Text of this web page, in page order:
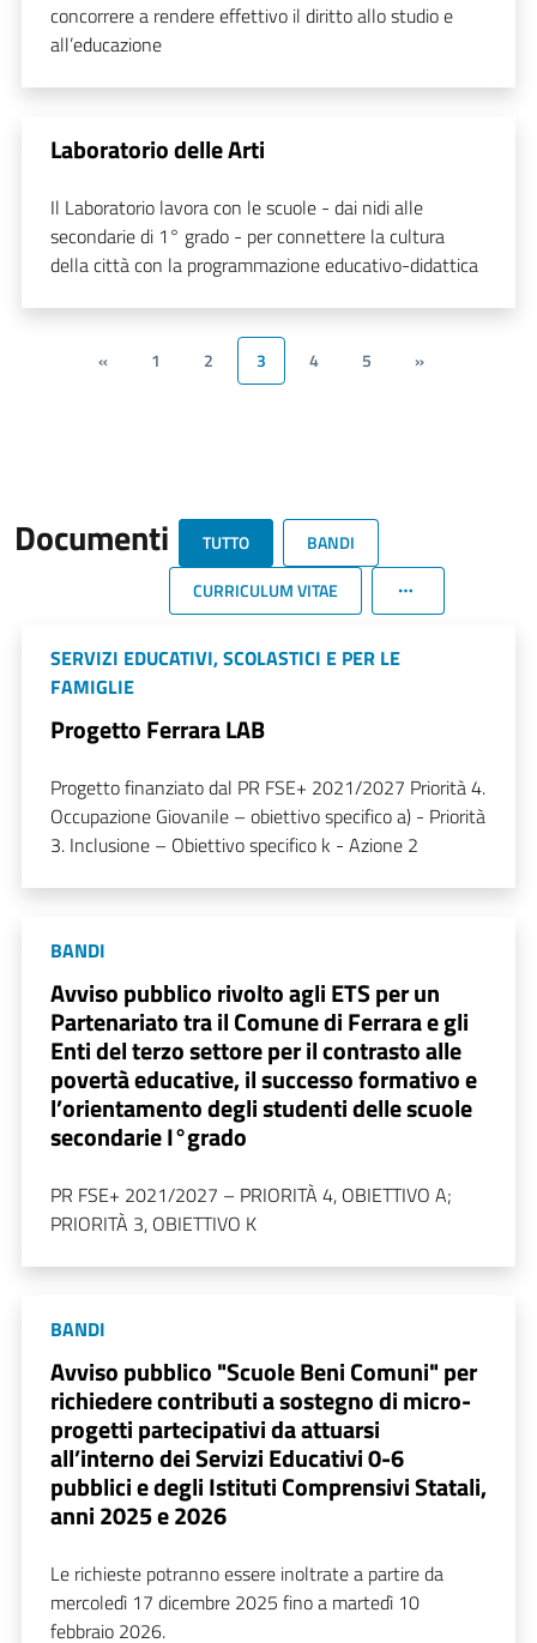
concorrere a rendere effettivo il diritto allo studio e
all’educazione
Laboratorio delle Arti
Il Laboratorio lavora con le scuole - dai nidi alle
secondarie di 1° grado - per connettere la cultura
della città con la programmazione educativo-didattica
« 1 2 3 4 5 »
Documenti TUTTO
BANDI
CURRICULUM VITAE
SERVIZI EDUCATIVI, SCOLASTICI E PER LE
FAMIGLIE
Progetto Ferrara LAB
Progetto finanziato dal PR FSE+ 2021/2027 Priorità 4.
Occupazione Giovanile – obiettivo specifico a) - Priorità
3. Inclusione – Obiettivo specifico k - Azione 2
BANDI
Avviso pubblico rivolto agli ETS per un
Partenariato tra il Comune di Ferrara e gli
Enti del terzo settore per il contrasto alle
povertà educative, il successo formativo e
l’orientamento degli studenti delle scuole
secondarie I°grado
PR FSE+ 2021/2027 – PRIORITÀ 4, OBIETTIVO A;
PRIORITÀ 3, OBIETTIVO K
BANDI
Avviso pubblico "Scuole Beni Comuni" per
richiedere contributi a sostegno di micro-
progetti partecipativi da attuarsi
all’interno dei Servizi Educativi 0-6
pubblici e degli Istituti Comprensivi Statali,
anni 2025 e 2026
Le richieste potranno essere inoltrate a partire da
mercoledì 17 dicembre 2025 fino a martedì 10
febbraio 2026.